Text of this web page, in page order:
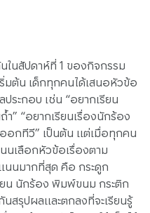
ในสัปดาห์ที่ 1 ของกิจกรรม
มต้น เด็กทุกคนได้เสนอหัวข้อ
ระกอบ เช่น “อยากเรียน
ำ” “อยากเรียนเรื่องนักร้อง
อกทีวี” เป็นต้น แต่เมื่อทุกคน
นเลือกหัวข้อเรื่องตาม
นนมากที่สุด คือ กระดูก
น นักร้อง พิมพ์ขนม กระติก
สรุปผลและตกลงที่จะเรียนรู้